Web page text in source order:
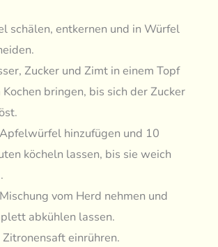
schälen, entkernen und in Würfel
Zucker und Zimt in einem Topf
Kochen bringen, bis sich der Zucker
hinzufügen und 10
köcheln lassen, bis sie weich
vom Herd nehmen und
abkühlen lassen.
Zitronensaft einrühren.